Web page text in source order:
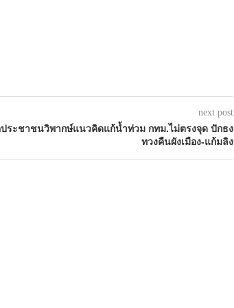
next post
ระชาชนวิพากษ์แนวคิดแก้น้ำท่วม กทม.ไม่ตรงจุด ปักธง
ทวงคืนผังเมือง-แก้มลิง